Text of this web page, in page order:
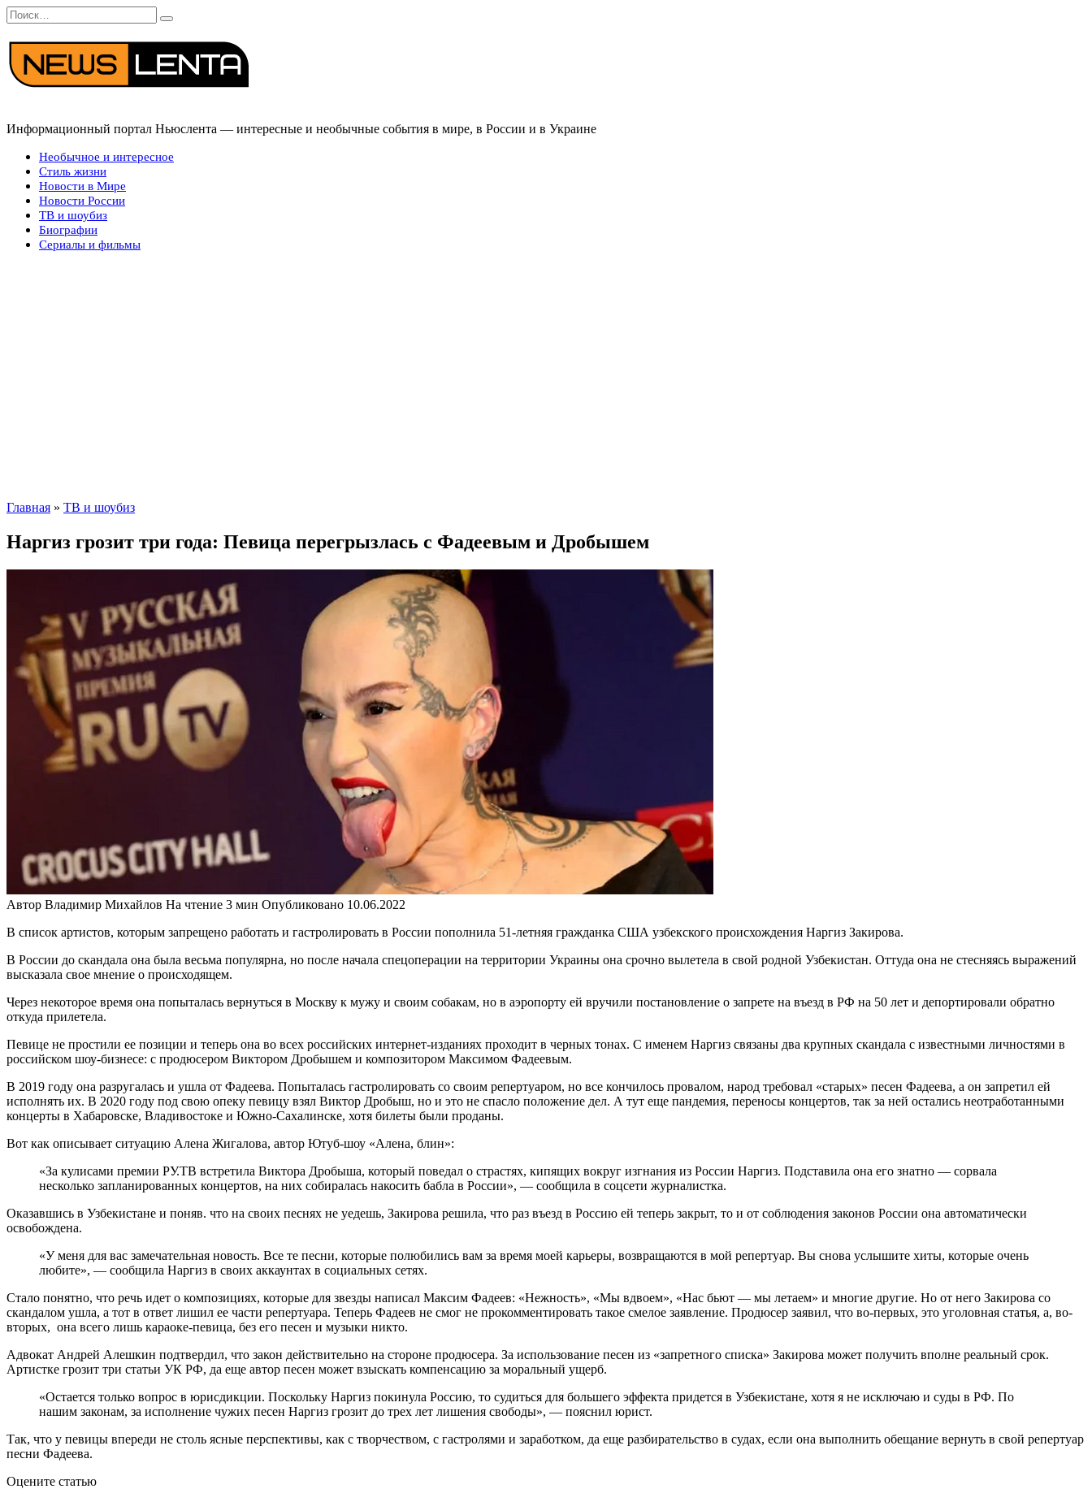
Перейти
к
содержанию
Search
for:
Информационный портал Ньюслента — интересные и необычные события в мире, в России и в Украине
Необычное и интересное
Стиль жизни
Новости в Мире
Новости России
ТВ и шоубиз
Биографии
Сериалы и фильмы
Главная » ТВ и шоубиз
Наргиз грозит три года: Певица перегрызлась с Фадеевым и Дробышем
Автор Владимир Михайлов На чтение 3 мин Опубликовано 10.06.2022
В список артистов, которым запрещено работать и гастролировать в России пополнила 51-летняя гражданка США узбекского происхождения Наргиз Закирова.
В России до скандала она была весьма популярна, но после начала спецоперации на территории Украины она срочно вылетела в свой родной Узбекистан. Оттуда она не стесняясь выражений
высказала свое мнение о происходящем.
Через некоторое время она попыталась вернуться в Москву к мужу и своим собакам, но в аэропорту ей вручили постановление о запрете на въезд в РФ на 50 лет и депортировали обратно
откуда прилетела.
Певице не простили ее позиции и теперь она во всех российских интернет-изданиях проходит в черных тонах. С именем Наргиз связаны два крупных скандала с известными личностями в
российском шоу-бизнесе: с продюсером Виктором Дробышем и композитором Максимом Фадеевым.
В 2019 году она разругалась и ушла от Фадеева. Попыталась гастролировать со своим репертуаром, но все кончилось провалом, народ требовал «старых» песен Фадеева, а он запретил ей
исполнять их. В 2020 году под свою опеку певицу взял Виктор Дробыш, но и это не спасло положение дел. А тут еще пандемия, переносы концертов, так за ней остались неотработанными
концерты в Хабаровске, Владивостоке и Южно-Сахалинске, хотя билеты были проданы.
Вот как описывает ситуацию Алена Жигалова, автор Ютуб-шоу «Алена, блин»:
«За кулисами премии РУ.ТВ встретила Виктора Дробыша, который поведал о страстях, кипящих вокруг изгнания из России Наргиз. Подставила она его знатно — сорвала
несколько запланированных концертов, на них собиралась накосить бабла в России», — сообщила в соцсети журналистка.
Оказавшись в Узбекистане и поняв. что на своих песнях не уедешь, Закирова решила, что раз въезд в Россию ей теперь закрыт, то и от соблюдения законов России она автоматически
освобождена.
«У меня для вас замечательная новость. Все те песни, которые полюбились вам за время моей карьеры, возвращаются в мой репертуар. Вы снова услышите хиты, которые очень
любите», — сообщила Наргиз в своих аккаунтах в социальных сетях.
Стало понятно, что речь идет о композициях, которые для звезды написал Максим Фадеев: «Нежность», «Мы вдвоем», «Нас бьют — мы летаем» и многие другие. Но от него Закирова со
скандалом ушла, а тот в ответ лишил ее части репертуара. Теперь Фадеев не смог не прокомментировать такое смелое заявление. Продюсер заявил, что во-первых, это уголовная статья, а, во-
вторых, она всего лишь караоке-певица, без его песен и музыки никто.
Адвокат Андрей Алешкин подтвердил, что закон действительно на стороне продюсера. За использование песен из «запретного списка» Закирова может получить вполне реальный срок.
Артистке грозит три статьи УК РФ, да еще автор песен может взыскать компенсацию за моральный ущерб.
«Остается только вопрос в юрисдикции. Поскольку Наргиз покинула Россию, то судиться для большего эффекта придется в Узбекистане, хотя я не исключаю и суды в РФ. По
нашим законам, за исполнение чужих песен Наргиз грозит до трех лет лишения свободы», — пояснил юрист.
Так, что у певицы впереди не столь ясные перспективы, как с творчеством, с гастролями и заработком, да еще разбирательство в судах, если она выполнить обещание вернуть в свой репертуар
песни Фадеева.
Оцените статью